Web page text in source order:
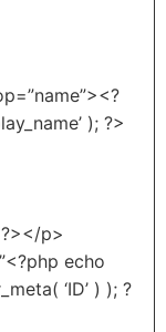
); ?>
?></p>
echo
‘ID’ ) ); ?